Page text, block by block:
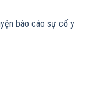
báo cáo sự cố y